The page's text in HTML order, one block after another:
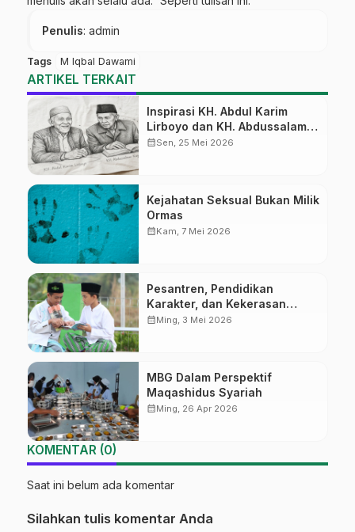
Penulis: admin
Tags M Iqbal Dawami
ARTIKEL TERKAIT
Inspirasi KH. Abdul Karim
Lirboyo dan KH. Abdussalam
Kajen
calendar_monthSen, 25 Mei 2026
Kejahatan Seksual Bukan Milik
Ormas
calendar_monthKam, 7 Mei 2026
Pesantren, Pendidikan
Karakter, dan Kekerasan
Seksual
calendar_monthMing, 3 Mei 2026
MBG Dalam Perspektif
Maqashidus Syariah
calendar_monthMing, 26 Apr 2026
KOMENTAR (0)
Saat ini belum ada komentar
Silahkan tulis komentar Anda